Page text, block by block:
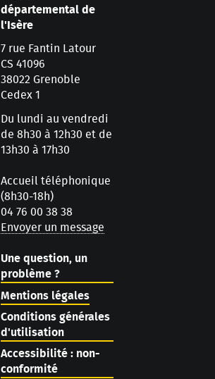
départemental de
l'Isère
7 rue Fantin Latour
CS 41096
38022 Grenoble
Cedex 1
Du lundi au vendredi
de 8h30 à 12h30 et de
13h30 à 17h30
Accueil téléphonique
(8h30-18h)
04 76 00 38 38
Envoyer un message
Une question, un
problème ?
Mentions légales
Conditions générales
d'utilisation
Accessibilité : non-
conformité